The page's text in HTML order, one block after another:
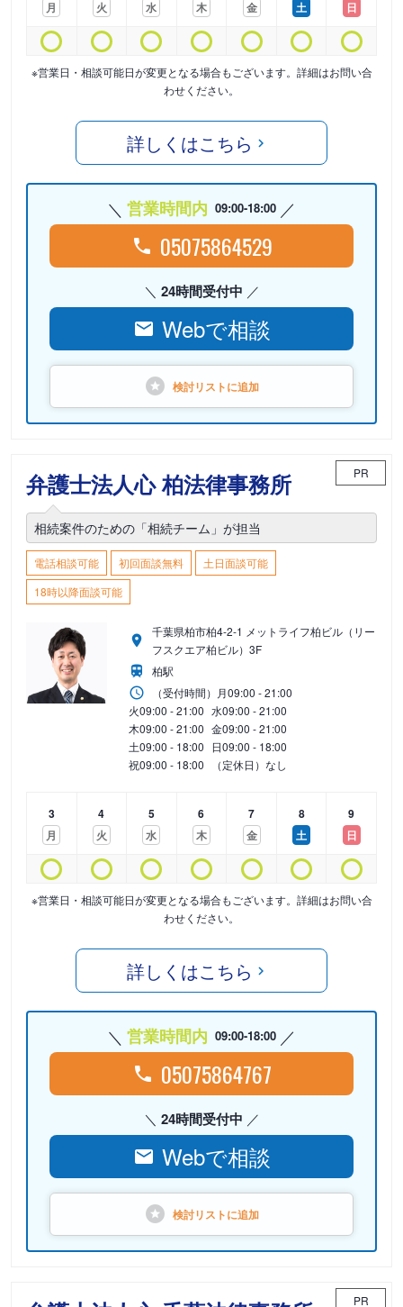
月
火
水
木
金
土
日
※営業日・相談可能日が変更となる場合もございます。詳細はお問い合
わせください。
詳しくはこちら
営業時間内 09:00-18:00
05075864529
24時間受付中
Webで相談
検討リストに追加
弁護士法人心 柏法律事務所 PR
相続案件のための「相続チーム」が担当
電話相談可能 初回面談無料
土日面談可能
18時以降面談可能
千葉県柏市柏4-2-1 メットライフ柏ビル（リー
フスクエア柏ビル）3F
柏駅
（受付時間） 月09:00 - 21:00
火09:00 - 21:00 水09:00 - 21:00
木09:00 - 21:00 金09:00 - 21:00
土09:00 - 18:00 日09:00 - 18:00
祝09:00 - 18:00 （定休日）なし
3
月
4
火
5
水
6
木
7
金
8
土
9
日
※営業日・相談可能日が変更となる場合もございます。詳細はお問い合
わせください。
詳しくはこちら
営業時間内 09:00-18:00
05075864767
24時間受付中
Webで相談
検討リストに追加
PR